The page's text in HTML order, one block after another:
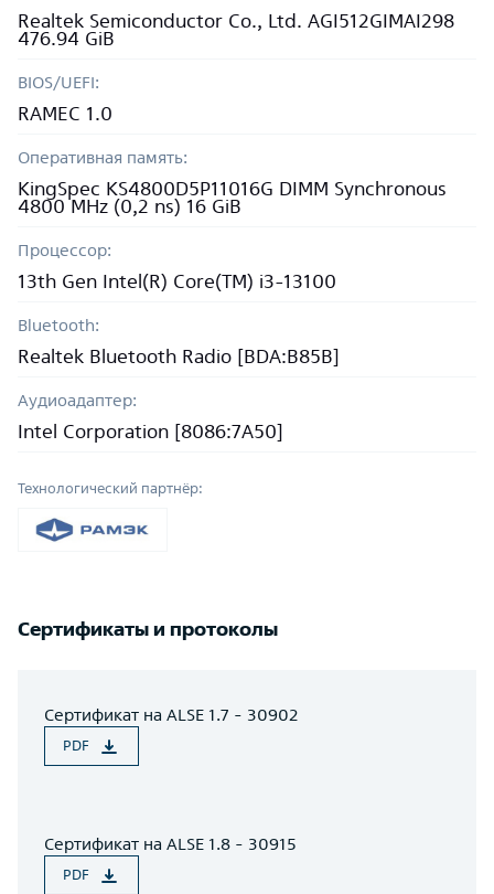
Realtek Semiconductor Co., Ltd. AGI512GIMAI298
476.94 GiB
BIOS/UEFI:
RAMEC 1.0
Оперативная память:
KingSpec KS4800D5P11016G DIMM Synchronous
4800 MHz (0,2 ns) 16 GiB
Процессор:
13th Gen Intel(R) Core(TM) i3-13100
Bluetooth:
Realtek Bluetooth Radio [BDA:B85B]
Аудиоадаптер:
Intel Corporation [8086:7A50]
Технологический партнёр:
Сертификаты и протоколы
Сертификат на ALSE 1.7 - 30902
PDF
Сертификат на ALSE 1.8 - 30915
PDF